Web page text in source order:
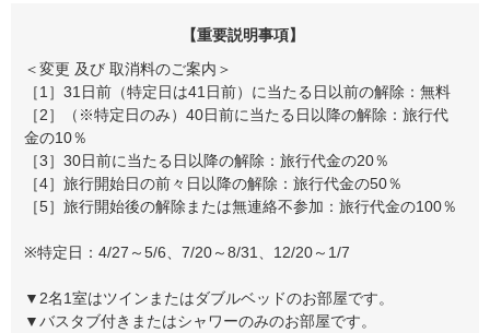
【重要説明事項】
＜変更 及び 取消料のご案内＞
［1］31日前（特定日は41日前）に当たる日以前の解除：無料
［2］（※特定日のみ）40日前に当たる日以降の解除：旅行代
金の10％
［3］30日前に当たる日以降の解除：旅行代金の20％
［4］旅行開始日の前々日以降の解除：旅行代金の50％
［5］旅行開始後の解除または無連絡不参加：旅行代金の100％
※特定日：4/27～5/6、7/20～8/31、12/20～1/7
▼2名1室はツインまたはダブルベッドのお部屋です。
▼バスタブ付きまたはシャワーのみのお部屋です。